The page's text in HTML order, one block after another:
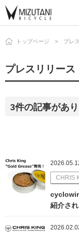
トップページ プレ
プレスリリー
3件の記事があり
CHRIS
紹介さ